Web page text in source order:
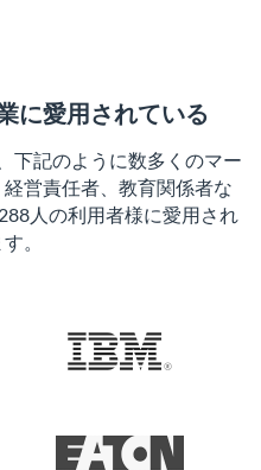
に愛用されている
下記のように数多くのマー
営責任者、教育関係者な
人の利用者様に愛用され
。